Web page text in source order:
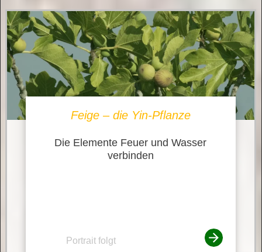
Feige – die Yin-Pflanze
Die Elemente Feuer und Wasser
verbinden
Portrait folgt